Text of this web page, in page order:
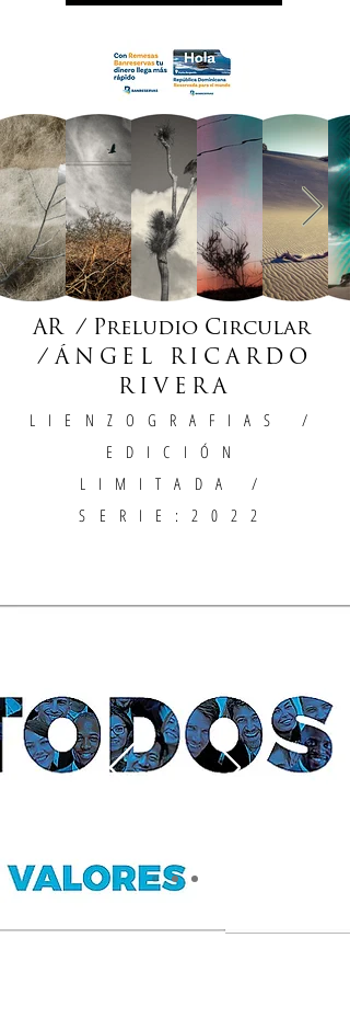
AR / Preludio Circular
/ÁNGEL RICARDO
RIVERA
LIENZOGRAFIAS
/
EDICIÓN
LIMITADA /
SERIE:2022